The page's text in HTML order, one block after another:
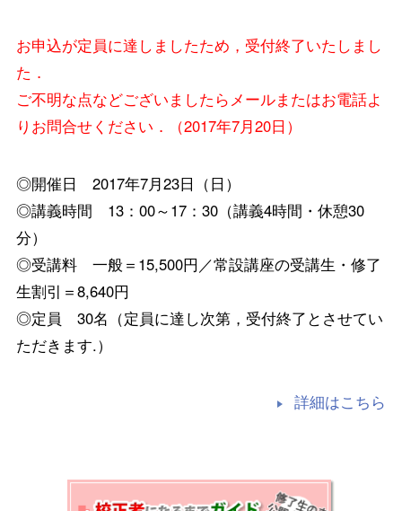
お申込が定員に達しましたため，受付終了いたしまし
た．
ご不明な点などございましたらメールまたはお電話よ
りお問合せください．（2017年7月20日）
◎開催日 2017年7月23日（日）
◎講義時間 13：00～17：30（講義4時間・休憩30
分）
◎受講料 一般＝15,500円／常設講座の受講生・修了
生割引＝8,640円
◎定員 30名（定員に達し次第，受付終了とさせてい
ただきます.）
詳細はこちら